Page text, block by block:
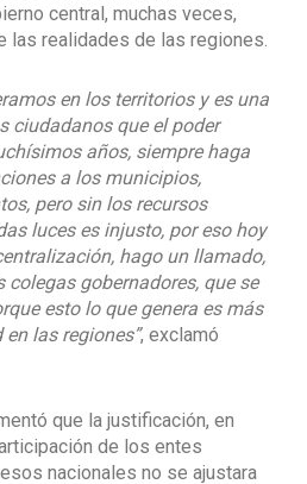
central, muchas veces,
las realidades de las regiones.
en los territorios y es una
ciudadanos que el poder
años, siempre haga
a los municipios,
pero sin los recursos
luces es injusto, por eso hoy
hago un llamado,
gobernadores, que se
esto lo que genera es más
las regiones”, exclamó
que la justificación, en
de los entes
nacionales no se ajustara